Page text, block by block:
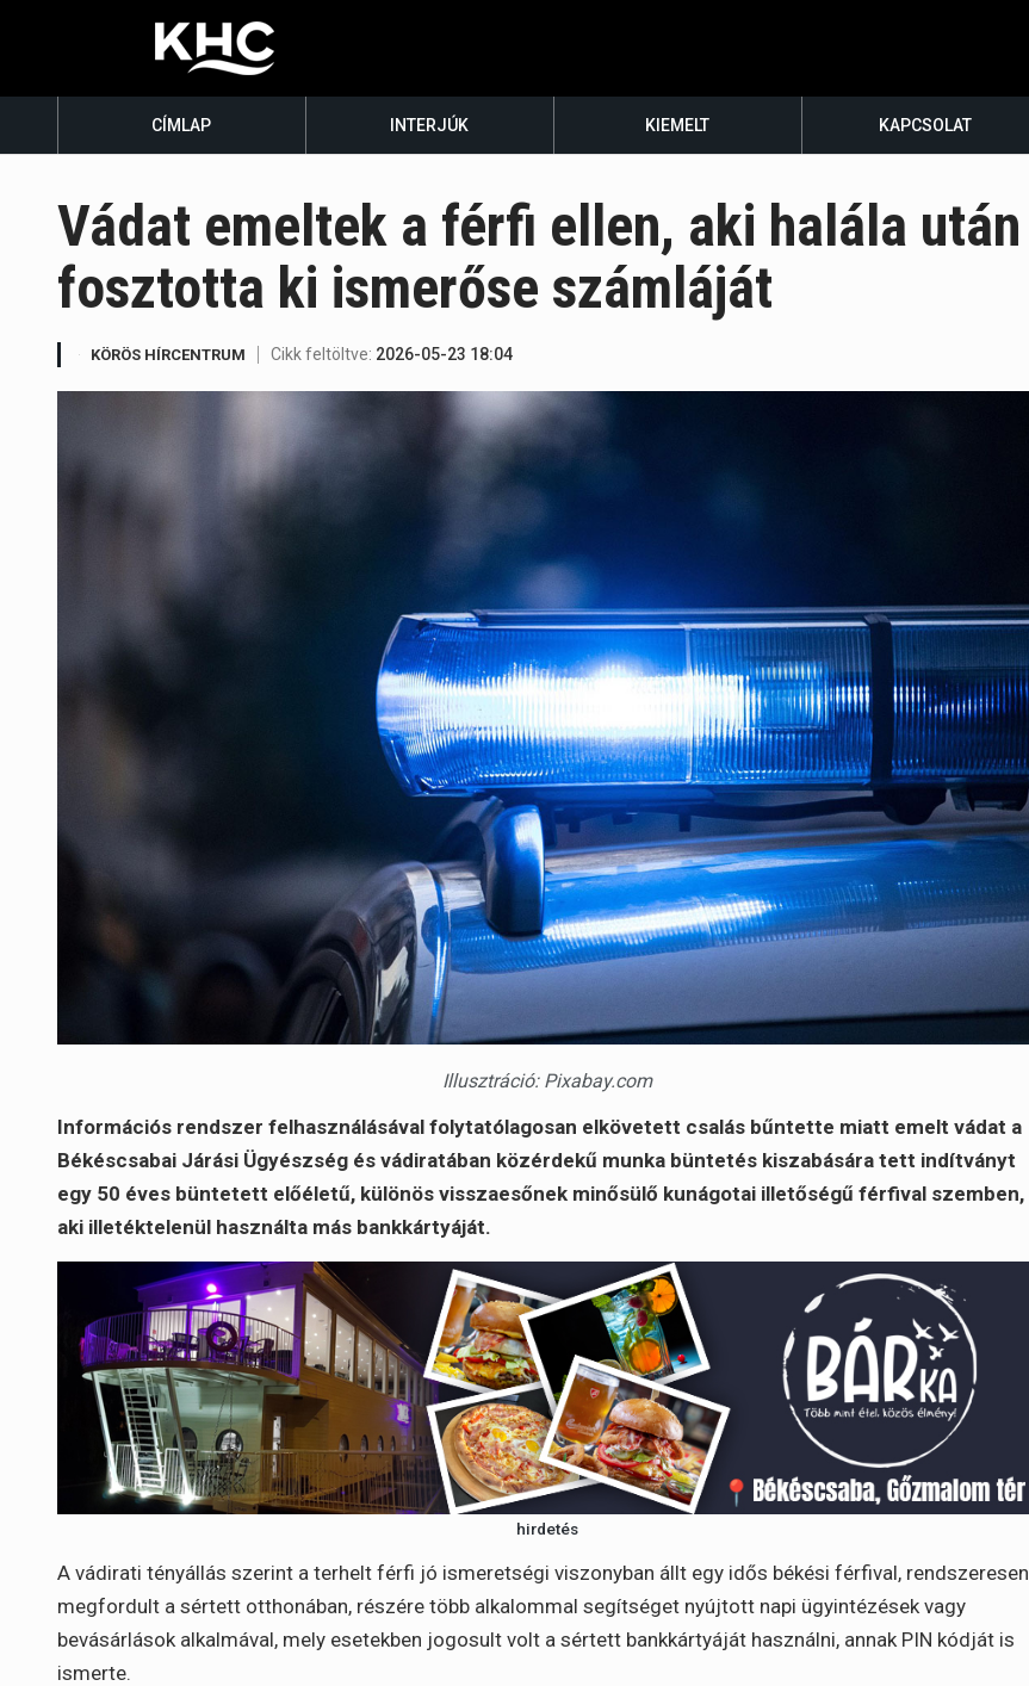
CÍMLAP INTERJÚK KIEMELT KAPCSOLAT
Vádat emeltek a férfi ellen, aki halála után
fosztotta ki ismerőse számláját
KÖRÖS HÍRCENTRUM Cikk feltöltve: 2026-05-23 18:04
Illusztráció: Pixabay.com
Információs rendszer felhasználásával folytatólagosan elkövetett csalás bűntette miatt emelt vádat a
Békéscsabai Járási Ügyészség és vádiratában közérdekű munka büntetés kiszabására tett indítványt
egy 50 éves büntetett előéletű, különös visszaesőnek minősülő kunágotai illetőségű férfival szemben,
aki illetéktelenül használta más bankkártyáját.
hirdetés
A vádirati tényállás szerint a terhelt férfi jó ismeretségi viszonyban állt egy idős békési férfival, rendszeresen
megfordult a sértett otthonában, részére több alkalommal segítséget nyújtott napi ügyintézések vagy
bevásárlások alkalmával, mely esetekben jogosult volt a sértett bankkártyáját használni, annak PIN kódját is
ismerte.